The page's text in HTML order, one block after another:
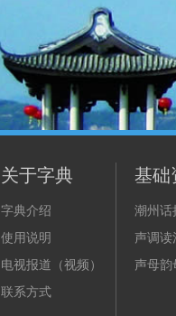
关于字典
字典介绍
使用说明
电视报道（视频）
联系方式
基础
潮州话
声调读
声母韵